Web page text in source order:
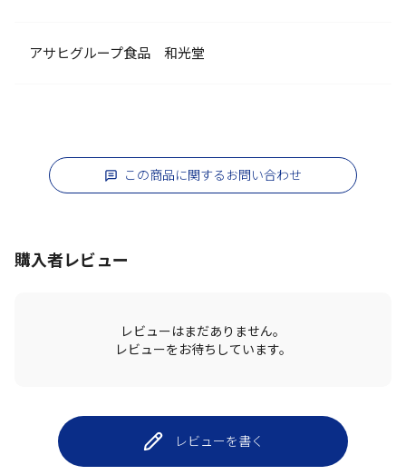
アサヒグループ食品 和光堂
この商品に関するお問い合わせ
購入者レビュー
レビューはまだありません。
レビューをお待ちしています。
レビューを書く